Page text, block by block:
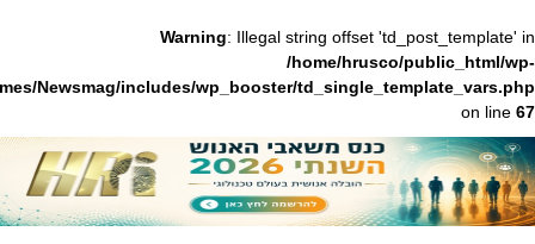
Warning: Illegal string offset
/home/hrusco/
content/themes/Newsmag/includes/wp_booster/